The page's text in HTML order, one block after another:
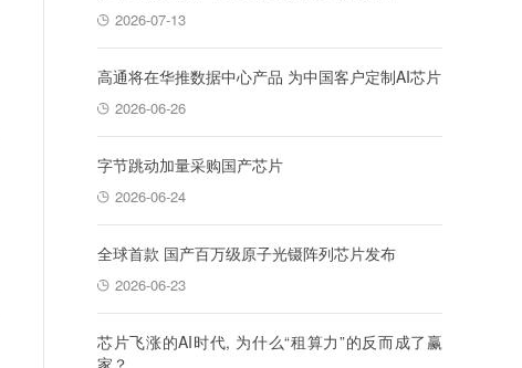
2026-07-13
高通将在华推数据中心产品 为中国客户定制AI芯片
2026-06-26
字节跳动加量采购国产芯片
2026-06-24
全球首款 国产百万级原子光镊阵列芯片发布
2026-06-23
芯片飞涨的AI时代, 为什么“租算力”的反而成了赢
家？